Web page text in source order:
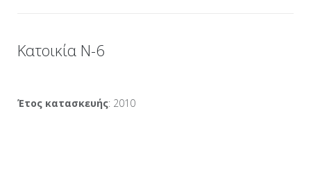
Κατοικία Ν-6
Έτος κατασκευής: 2010